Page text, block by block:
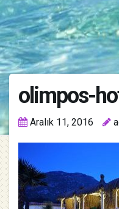
olimpos-
Aralık 11, 2016